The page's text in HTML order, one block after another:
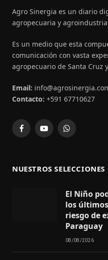
Agro Sinergia es un diario
agropecuaria y
Es un medio que esta
comunicación con vasta
agropecuario de Santa Cruz
Email:
Contacto: +591 67710627
FacebookYouTubeWhatsApp
NUESTROS SELECCIONES
El Niño
los
riesgo de
Paraguay
08/08/2026